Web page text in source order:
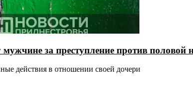
за преступление против половой
действия в отношении своей дочери